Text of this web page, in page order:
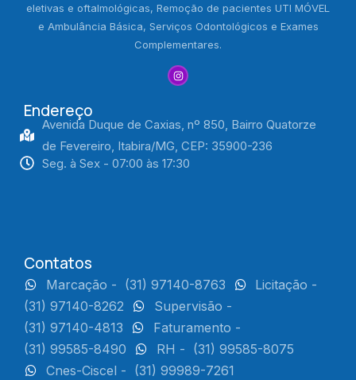
eletivas e oftalmológicas, Remoção de pacientes UTI MÓVEL
e Ambulância Básica, Serviços Odontológicos e Exames
Complementares.
Endereço
Avenida Duque de Caxias, nº 850, Bairro Quatorze
de Fevereiro, Itabira/MG, CEP: 35900-236
Seg. à Sex - 07:00 às 17:30
Contatos
Marcação - (31) 97140-8763
Licitação -
(31) 97140-8262
Supervisão -
(31) 97140-4813
Faturamento -
(31) 99585-8490
RH - (31) 99585-8075
Cnes-Ciscel - (31) 99989-7261